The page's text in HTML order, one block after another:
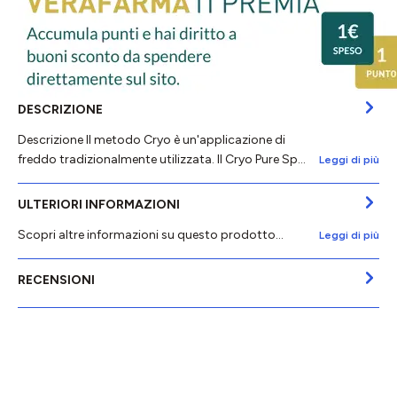
DESCRIZIONE
Descrizione Il metodo Cryo è un'applicazione di
freddo tradizionalmente utilizzata. Il Cryo Pure Sp…
Leggi di più
ULTERIORI INFORMAZIONI
Scopri altre informazioni su questo prodotto...
Leggi di più
RECENSIONI